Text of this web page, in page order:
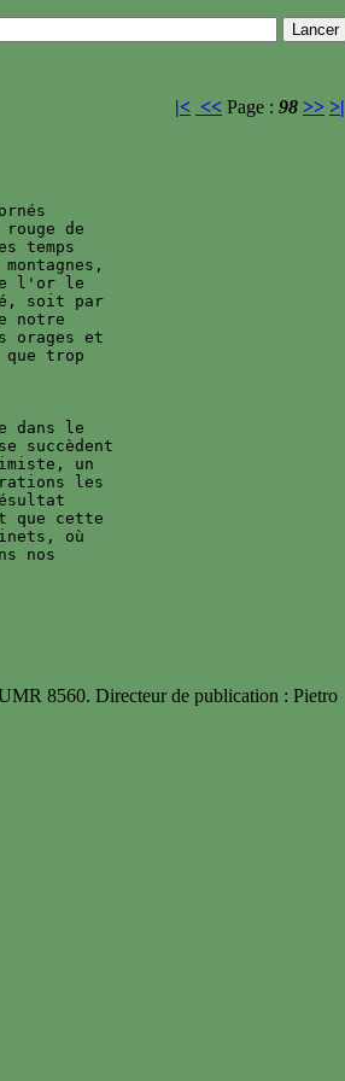
|< << Page : 98 >> >|
de
temps
l'or le
soit par
notre
orages et
trop
dans le
succèdent
un
les
que cette
où
nos
8560. Directeur de publication : Pietro